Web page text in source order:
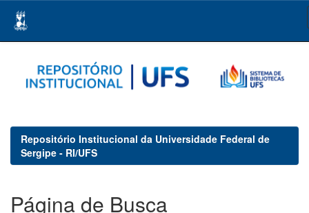
navigation
Repositório Institucional da Universidade Federal de
Sergipe - RI/UFS
Página de Busca